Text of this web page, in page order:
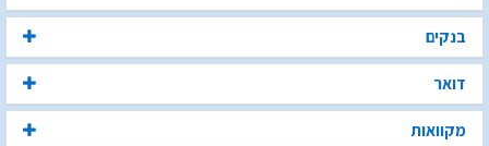
בנקים
דואר
מקוואות